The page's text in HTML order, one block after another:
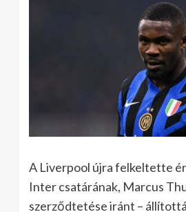
A Liverpool újra felkeltette
Inter csatárának, Marcus
szerződtetése iránt –